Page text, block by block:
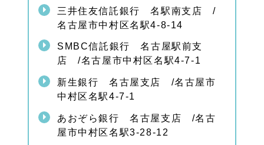
三井住友信託銀行 名駅南支店 /
名古屋市中村区名駅4-8-14
SMBC信託銀行 名古屋駅前支
店 /名古屋市中村区名駅4-7-1
新生銀行 名古屋支店 /名古屋市
中村区名駅4-7-1
あおぞら銀行 名古屋支店 /名古
屋市中村区名駅3-28-12